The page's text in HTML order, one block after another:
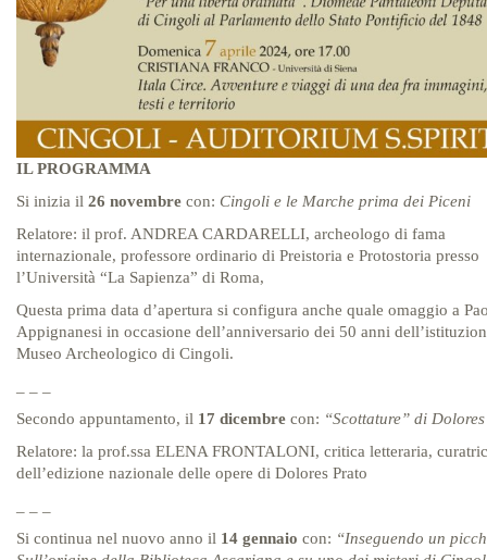
IL PROGRAMMA
Si inizia il 26 novembre con: Cingoli e le Marche prima dei Piceni
Relatore: il prof. ANDREA CARDARELLI, archeologo di fama
internazionale, professore ordinario di Preistoria e Protostoria presso
l’Università “La Sapienza” di Roma,
Questa prima data d’apertura si configura anche quale omaggio a
Appignanesi in occasione dell’anniversario dei 50 anni
Museo Archeologico di Cingoli.
Secondo appuntamento, il 17 dicembre con: “Scottature” di
Relatore: la prof.ssa ELENA FRONTALONI, critica letteraria,
dell’edizione nazionale delle opere di Dolores Prato
Si continua nel nuovo anno il 14 gennaio con: “Inseguendo un